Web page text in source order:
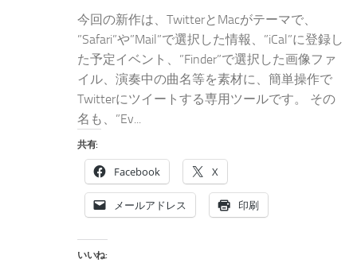
今回の新作は、TwitterとMacがテーマで、
”Safari”や”Mail”で選択した情報、”iCal”に登録し
た予定イベント、”Finder”で選択した画像ファ
イル、演奏中の曲名等を素材に、簡単操作で
Twitterにツイートする専用ツールです。 その
名も、”Ev...
共有:
Facebook X
メールアドレス 印刷
いいね: